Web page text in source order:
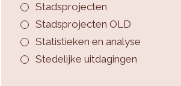
Stadsprojecten
Stadsprojecten OLD
Statistieken en analyse
Stedelijke uitdagingen